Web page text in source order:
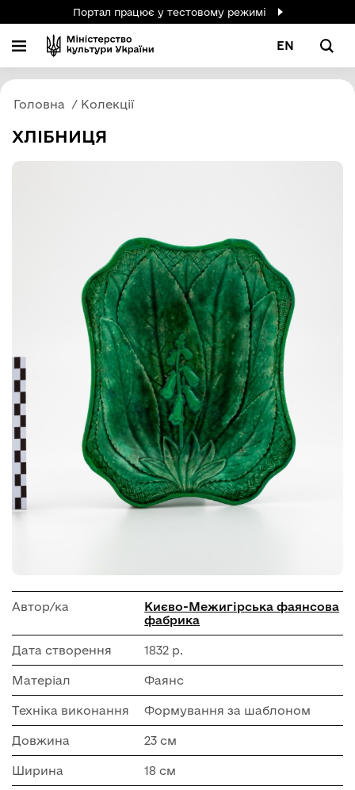
Портал працює у тестовому режимі
EN
Головна Колекції
ХЛІБНИЦЯ
Автор/ка
Києво-Межигірська фаянсова
фабрика
Дата створення 1832 р.
Матеріал Фаянс
Техніка виконання Формування за шаблоном
Довжина 23 см
Ширина 18 см